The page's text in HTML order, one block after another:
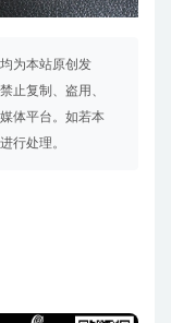
为本站原创发
止复制、盗用、
体平台。如若本
行处理。